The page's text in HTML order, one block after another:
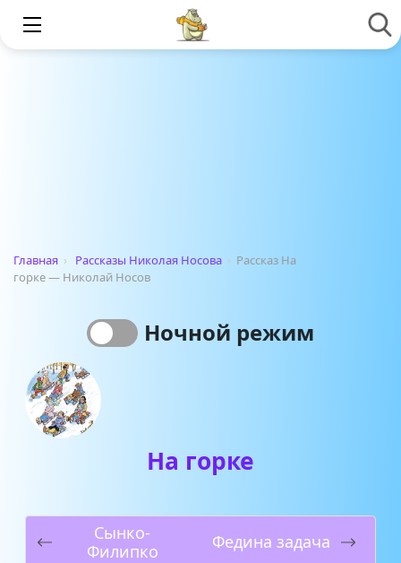
Главная › Рассказы Николая Носова › Рассказ На
горке — Николай Носов
Ночной режим
На горке
Сынко-
Филипко
Федина задача